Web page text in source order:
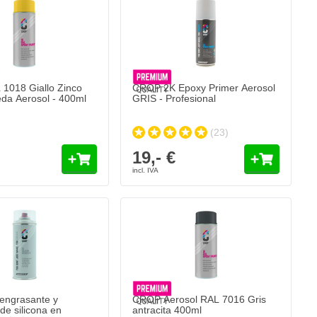
1018 Giallo Zinco
Aerosol - 400ml
CROP 2K Epoxy Primer Aerosol
GRIS - Profesional
(23)
19,- €
y
silicona en
Se envía hoy
CROP Aerosol RAL 7016 Gris
antracita 400ml